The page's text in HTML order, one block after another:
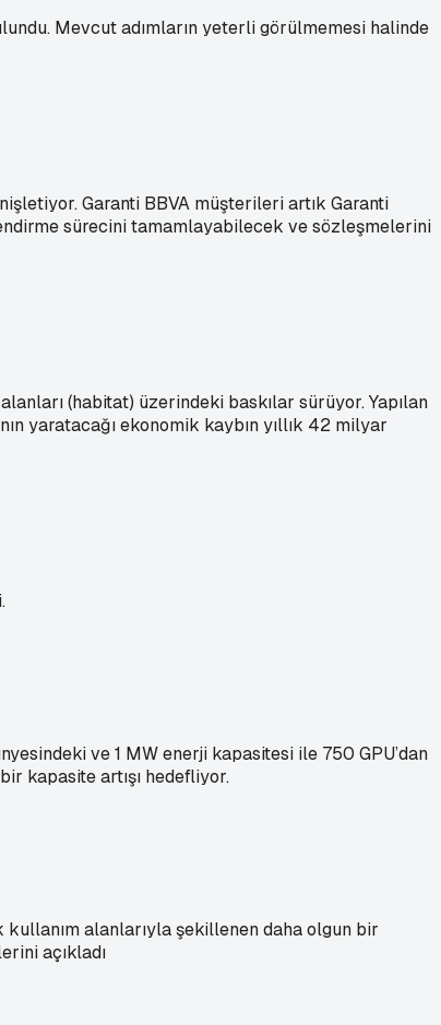
Mevcut adımların yeterli görülmemesi halinde
Garanti BBVA müşterileri artık Garanti
sürecini tamamlayabilecek ve sözleşmelerini
(habitat) üzerindeki baskılar sürüyor. Yapılan
yaratacağı ekonomik kaybın yıllık 42 milyar
ve 1 MW enerji kapasitesi ile 750 GPU’dan
kapasite artışı hedefliyor.
alanlarıyla şekillenen daha olgun bir
açıkladı